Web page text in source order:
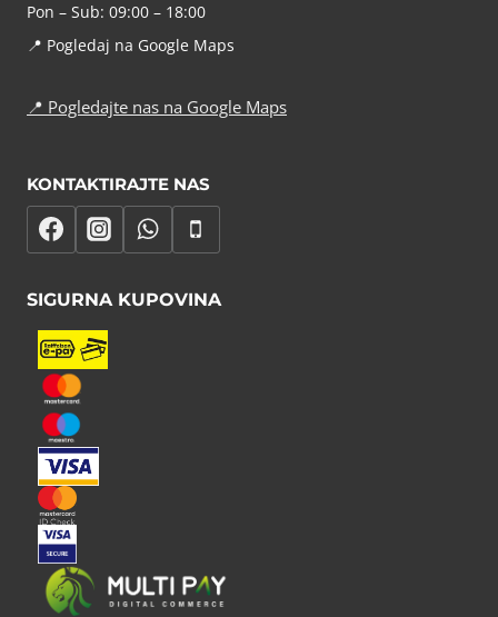
Pon – Sub: 09:00 – 18:00
📍 Pogledaj na Google Maps
📍 Pogledajte nas na Google Maps
KONTAKTIRAJTE NAS
SIGURNA KUPOVINA